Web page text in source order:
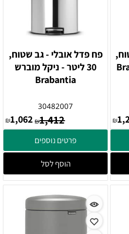
₪
פח פדל אובלי - גב שטוח,
30 ליטר - ניקל מוברש
Brabantia
30482007
₪1,412
₪1,062
פרטים נוספים
הוסף לסל